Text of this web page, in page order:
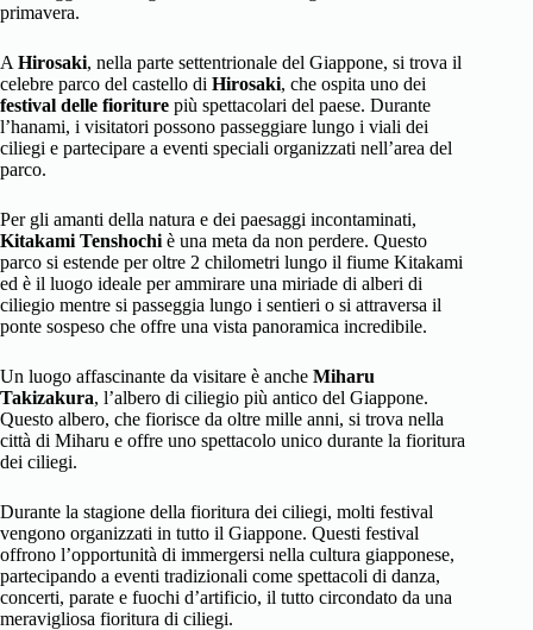
primavera.
A Hirosaki, nella parte settentrionale del Giappone, si trova il
celebre parco del castello di Hirosaki, che ospita uno dei
festival delle fioriture più spettacolari del paese. Durante
l’hanami, i visitatori possono passeggiare lungo i viali dei
ciliegi e partecipare a eventi speciali organizzati nell’area del
parco.
Per gli amanti della natura e dei paesaggi incontaminati,
Kitakami Tenshochi è una meta da non perdere. Questo
parco si estende per oltre 2 chilometri lungo il fiume Kitakami
ed è il luogo ideale per ammirare una miriade di alberi di
ciliegio mentre si passeggia lungo i sentieri o si attraversa il
ponte sospeso che offre una vista panoramica incredibile.
Un luogo affascinante da visitare è anche Miharu
Takizakura, l’albero di ciliegio più antico del Giappone.
Questo albero, che fiorisce da oltre mille anni, si trova nella
città di Miharu e offre uno spettacolo unico durante la fioritura
dei ciliegi.
Durante la stagione della fioritura dei ciliegi, molti festival
vengono organizzati in tutto il Giappone. Questi festival
offrono l’opportunità di immergersi nella cultura giapponese,
partecipando a eventi tradizionali come spettacoli di danza,
concerti, parate e fuochi d’artificio, il tutto circondato da una
meravigliosa fioritura di ciliegi.